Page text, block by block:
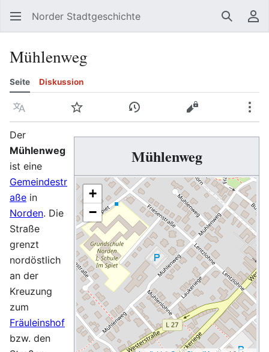
Norder Stadtgeschichte Suchen
Mühlenweg
Seite Diskussion
Sprache Beobachten Versionsgeschichte
Quelltext
Mühlenweg
+
−
Der
Mühlenweg
ist eine
Gemeindestr
aße in
Norden. Die
Straße
grenzt
nordöstlich
an der
Kreuzung
zum
Fräuleinshof
bzw. den